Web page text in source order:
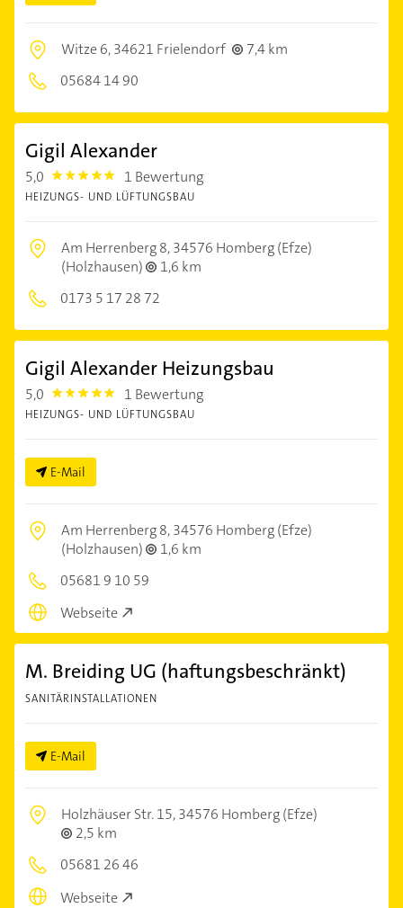
Witze 6,34621 Frielendorf
7,4 km
05684 14 90
Gigil Alexander
5,0 5.0 1 Bewertung
HEIZUNGS- UND LÜFTUNGSBAU
Am Herrenberg 8,34576 Homberg (Efze)
(Holzhausen)
1,6 km
0173 5 17 28 72
Gigil Alexander Heizungsbau
5,0 5.0 1 Bewertung
HEIZUNGS- UND LÜFTUNGSBAU
E-Mail
Am Herrenberg 8,34576 Homberg (Efze)
(Holzhausen)
1,6 km
05681 9 10 59
Webseite
M. Breiding UG (haftungsbeschränkt)
SANITÄRINSTALLATIONEN
E-Mail
Holzhäuser Str. 15,34576 Homberg (Efze)
2,5 km
05681 26 46
Webseite